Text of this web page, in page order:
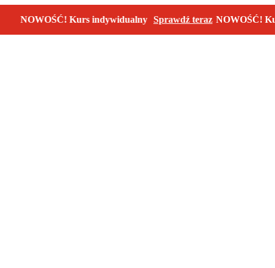
NOWOŚĆ! Kurs indywidualny Sprawdź teraz NOWOŚĆ! Kurs